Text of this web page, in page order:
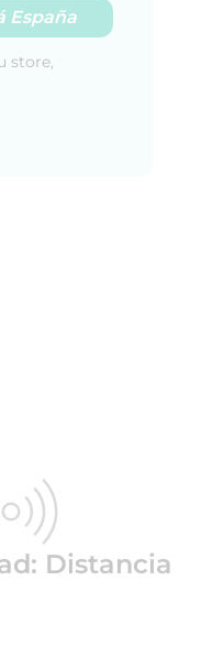
España
store,
Distancia